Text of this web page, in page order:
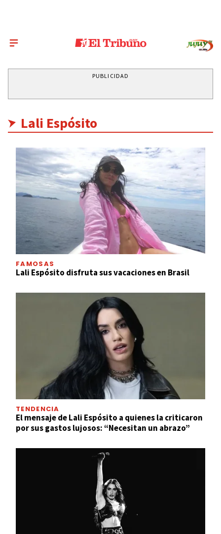
PUBLICIDAD
Lali Espósito
FAMOSAS
Lali Espósito disfruta sus vacaciones en Brasil
TENDENCIA
El mensaje de Lali Espósito a quienes la criticaron
por sus gastos lujosos: “Necesitan un abrazo”